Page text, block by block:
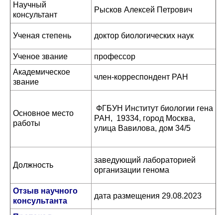
Научный
консультант
Рысков Алексей Петрович
Ученая степень доктор биологических наук
Ученое звание
профессор
Академическое
звание
член-корреспондент РАН
Основное место
работы
ФГБУН Институт биологии гена
РАН, 19334, город Москва,
улица Вавилова, дом 34/5
Должность
заведующий лабораторией
организации генома
Отзыв научного
консультанта
дата размещения 29.08.2023